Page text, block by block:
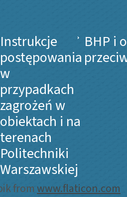
Instrukcje
postępowania
w
przypadkach
zagrożeń w
obiektach i na
terenach
Politechniki
Warszawskiej
BHP i
fromwww.flaticon.com